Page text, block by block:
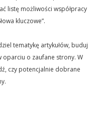
listę możliwości współpracy
kluczowe”.
tematykę artykułów, buduj
oparciu o zaufane strony. W
czy potencjalnie dobrane